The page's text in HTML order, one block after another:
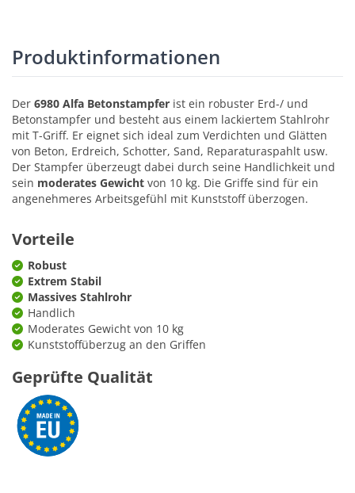
Produktinformationen
Der 6980 Alfa Betonstampfer ist ein robuster Erd-/ und
Betonstampfer und besteht aus einem lackiertem Stahlrohr
mit T-Griff. Er eignet sich ideal zum Verdichten und Glätten
von Beton, Erdreich, Schotter, Sand, Reparaturaspahlt usw.
Der Stampfer überzeugt dabei durch seine Handlichkeit und
sein moderates Gewicht von 10 kg. Die Griffe sind für ein
angenehmeres Arbeitsgefühl mit Kunststoff überzogen.
Vorteile
Robust
Extrem Stabil
Massives Stahlrohr
Handlich
Moderates Gewicht von 10 kg
Kunststoffüberzug an den Griffen
Geprüfte Qualität